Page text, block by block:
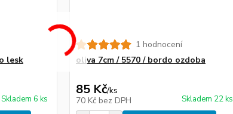
lesk
Skladem 6 ks
1 hodnocení
oliva 7cm / 5570 / bordo ozdoba
85 Kč/ks
70 Kč bez DPH Skladem 22 ks